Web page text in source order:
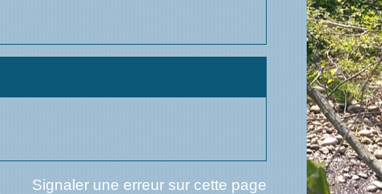
Signaler une erreur sur cette page